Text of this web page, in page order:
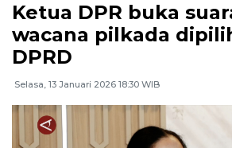
Ketua DPR buka
wacana pilkada
DPRD
Selasa, 13 Januari 2026 18:30 WIB